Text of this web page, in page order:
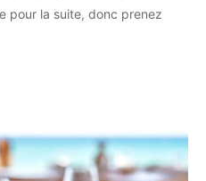
pour la suite, donc prenez